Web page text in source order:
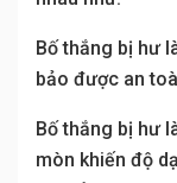
Bố thắng bị hư
bảo được an
Bố thắng bị hư
mòn khiến độ